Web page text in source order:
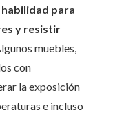
para
y resistir
muebles,
con
la exposición
e incluso